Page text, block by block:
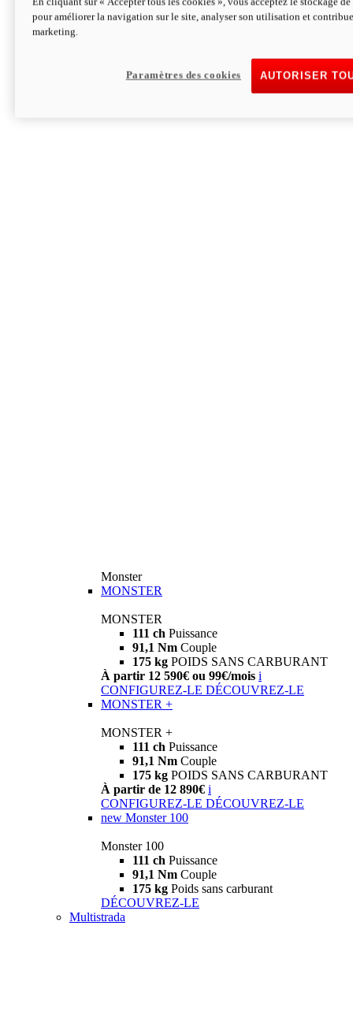
Hypermotard V2 SP 100
Découvrez-le
Monster
MONSTER
MONSTER
111 ch Puissance
91,1 Nm Couple
175 kg POIDS SANS CARBURANT
À partir 12 590€ ou 99€/mois i
CONFIGUREZ-LE DÉCOUVREZ-LE
MONSTER +
MONSTER +
111 ch Puissance
91,1 Nm Couple
175 kg POIDS SANS CARBURANT
À partir de 12 890€ i
CONFIGUREZ-LE DÉCOUVREZ-LE
new Monster 100
Monster 100
111 ch Puissance
91,1 Nm Couple
175 kg Poids sans carburant
DÉCOUVREZ-LE
Multistrada
pour améliorer la navigation sur le site, analyser son utilisation et
marketing.
AUTORISER
Paramètres des cookies